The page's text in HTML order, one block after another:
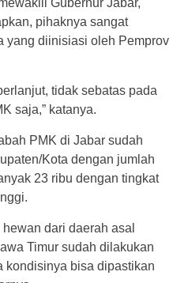
Gubernur Jabar,
pihaknya sangat
yang diinisiasi oleh Pemprov
tidak sebatas pada
saja,” katanya.
PMK di Jabar sudah
Kota dengan jumlah
23 ribu dengan tingkat
dari daerah asal
Timur sudah dilakukan
kondisinya bisa dipastikan